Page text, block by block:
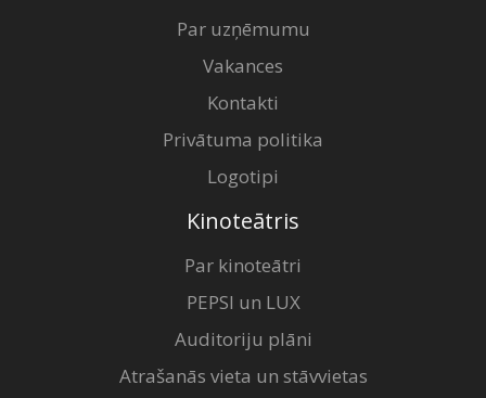
Par uzņēmumu
Vakances
Kontakti
Privātuma politika
Logotipi
Kinoteātris
Par kinoteātri
PEPSI un LUX
Auditoriju plāni
Atrašanās vieta un stāvvietas